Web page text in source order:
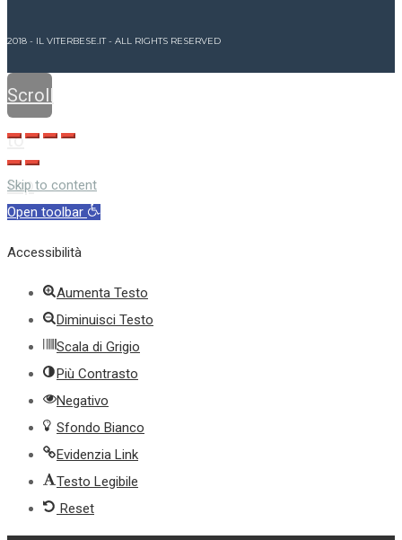
2018 - IL VITERBESE.IT - ALL RIGHTS RESERVED
Scroll
to
top
Skip to content
Open toolbar
Accessibilità
Aumenta Testo
Diminuisci Testo
Scala di Grigio
Più Contrasto
Negativo
Sfondo Bianco
Evidenzia Link
Testo Legibile
Reset